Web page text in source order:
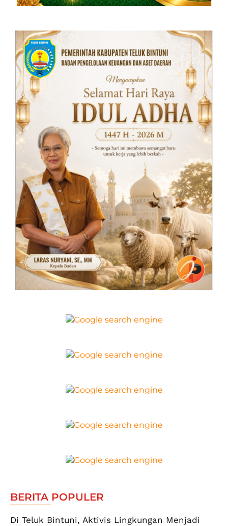
BERITA POPULER
Di Teluk Bintuni, Aktivis Lingkungan Menjadi